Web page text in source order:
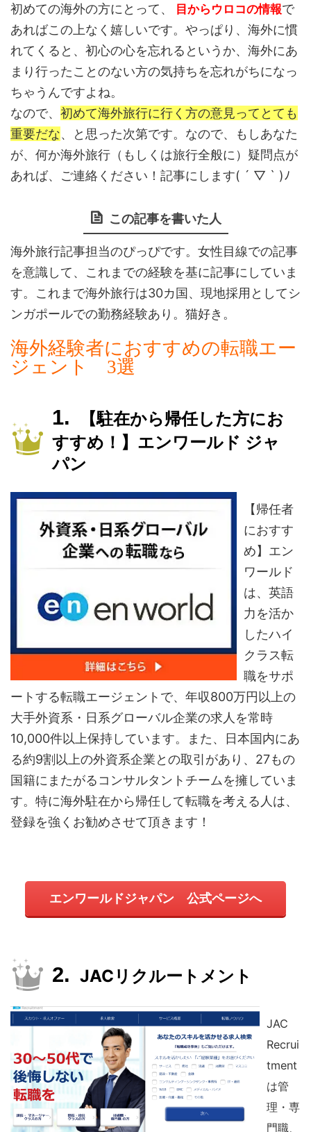
初めての海外の方にとって、
目からウロコの情報で
あればこの上なく嬉しいです。やっぱり、海外に慣
れてくると、初心の心を忘れるというか、海外にあ
まり行ったことのない方の気持ちを忘れがちになっ
ちゃうんですよね。
なので、 初めて海外旅行に行く方の意見ってとても
重要だな、と思った次第です。なので、もしあなた
が、何か海外旅行（もしくは旅行全般に）疑問点が
あれば、ご連絡ください！記事にします( ´ ▽ ` )ﾉ
この記事を書いた人
海外旅行記事担当のぴっぴです。女性目線での記事
を意識して、これまでの経験を基に記事にしていま
す。これまで海外旅行は30カ国、現地採用としてシ
ンガポールでの勤務経験あり。猫好き。
海外経験者におすすめの転職エー
ジェント 3選
【駐在から帰任した方にお
すすめ！】エンワールド ジャ
パン
【帰任者
におすす
め】エン
ワールド
は、英語
力を活か
したハイ
クラス転
職をサポ
ートする転職エージェントで、年収800万円以上の
大手外資系・日系グローバル企業の求人を常時
10,000件以上保持しています。また、日本国内にあ
る約9割以上の外資系企業との取引があり、27もの
国籍にまたがるコンサルタントチームを擁していま
す。特に海外駐在から帰任して転職を考える人は、
登録を強くお勧めさせて頂きます！
エンワールドジャパン 公式ページへ
JACリクルートメント
JAC
Recrui
tment
は管
理・専
門職、